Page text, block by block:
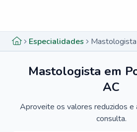
Especialidades
Mastologista em
AC
Aproveite os valores reduzidos e
consulta.